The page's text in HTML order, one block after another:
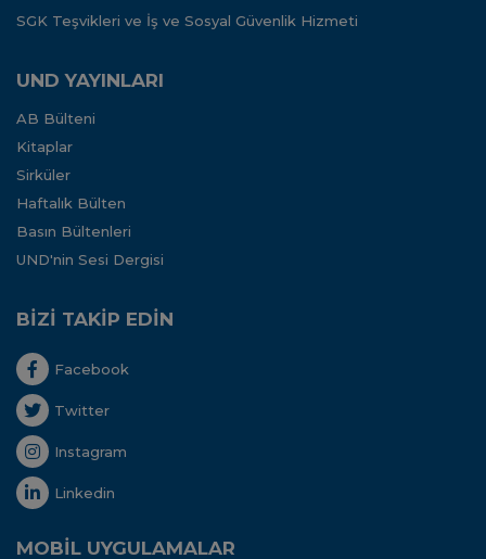
SGK Teşvikleri ve İş ve Sosyal Güvenlik Hizmeti
UND YAYINLARI
AB Bülteni
Kitaplar
Sirküler
Haftalık Bülten
Basın Bültenleri
UND'nin Sesi Dergisi
BİZİ TAKİP EDİN
Facebook
Twitter
Instagram
Linkedin
MOBİL UYGULAMALAR